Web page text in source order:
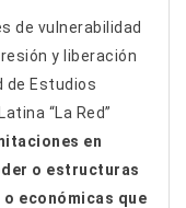
de vulnerabilidad
y liberación
de Estudios
“La Red”
en
o estructuras
económicas que